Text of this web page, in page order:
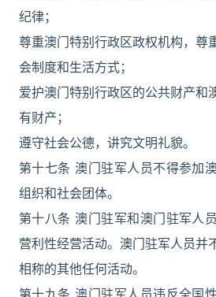
纪律；
尊重澳门特别行政区政权机构，尊
会制度和生活方式；
爱护澳门特别行政区的公共财产和
有财产；
遵守社会公德，讲究文明礼貌。
第十七条 澳门驻军人员不得参加
组织和社会团体。
第十八条 澳门驻军和澳门驻军人
营利性经营活动。澳门驻军人员并
相称的其他任何活动。
第十九条 澳门驻军人员违反全国